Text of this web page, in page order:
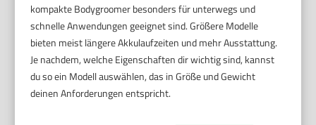
kompakte Bodygroomer besonders für unterwegs und
schnelle Anwendungen geeignet sind. Größere Modelle
bieten meist längere Akkulaufzeiten und mehr Ausstattung.
Je nachdem, welche Eigenschaften dir wichtig sind, kannst
du so ein Modell auswählen, das in Größe und Gewicht
deinen Anforderungen entspricht.